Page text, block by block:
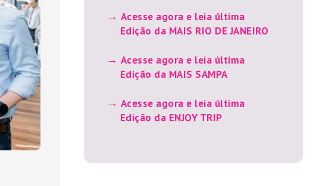
Acesse agora e leia última
Edição da MAIS RIO DE JANEIRO
Acesse agora e leia última
Edição da MAIS SAMPA
Acesse agora e leia última
Edição da ENJOY TRIP